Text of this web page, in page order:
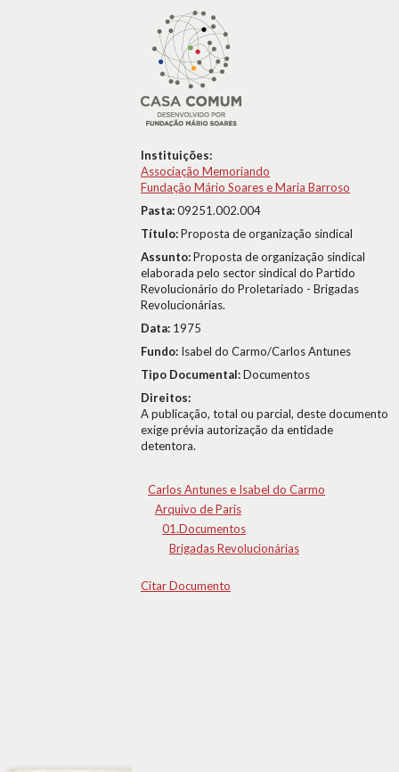
Instituições:
Associação Memoriando
Fundação Mário Soares e Maria Barroso
Pasta:09251.002.004
Título:Proposta de organização sindical
Assunto:Proposta de organização sindical
elaborada pelo sector sindical do Partido
Revolucionário do Proletariado - Brigadas
Revolucionárias.
Data: 1975
Fundo: Isabel do Carmo/Carlos Antunes
Tipo Documental:Documentos
Direitos:
A publicação, total ou parcial, deste documento
exige prévia autorização da entidade
detentora.
Carlos Antunes e Isabel do Carmo
Arquivo de Paris
01.Documentos
Brigadas Revolucionárias
Citar Documento